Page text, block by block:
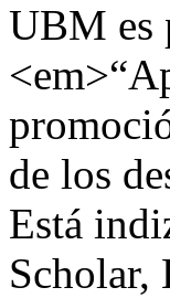
UBM es
de los
Está
Scholar,